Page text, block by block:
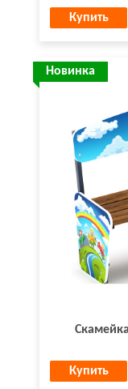
Купить
Новинка
Купить